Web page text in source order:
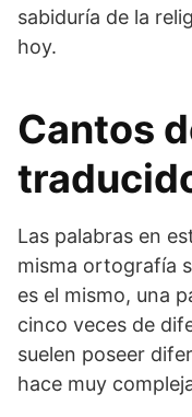
sabiduría de la
hoy.
Cantos
Las palabras en
misma ortografía
es el mismo, una
cinco veces de
suelen poseer
hace muy